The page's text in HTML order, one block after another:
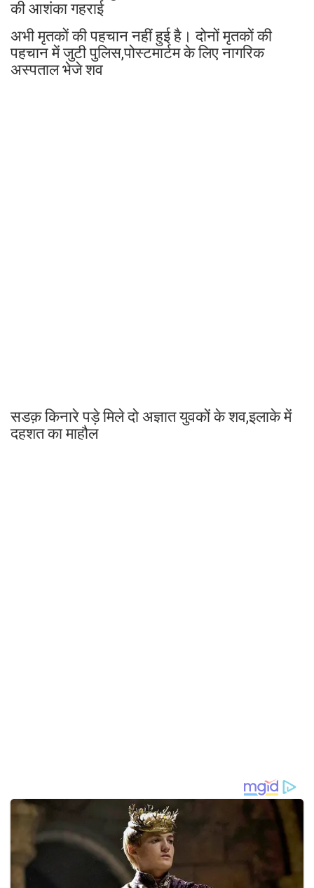
की आशंका गहराई
अभी मृतकों की पहचान नहीं हुई है। दोनों मृतकों की
पहचान में जुटी पुलिस,पोस्टमार्टम के लिए नागरिक
अस्पताल भेजे शव
सडक़ किनारे पड़े मिले दो अज्ञात युवकों के शव,इलाके में
दहशत का माहौल